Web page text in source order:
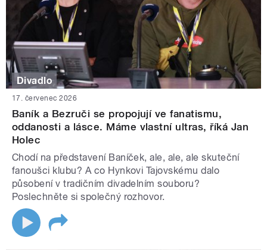
Divadlo
17. červenec 2026
Baník a Bezruči se propojují ve fanatismu,
oddanosti a lásce. Máme vlastní ultras, říká Jan
Holec
Chodí na představení Baníček, ale, ale, ale skuteční
fanoušci klubu? A co Hynkovi Tajovskému dalo
působení v tradičním divadelním souboru?
Poslechněte si společný rozhovor.